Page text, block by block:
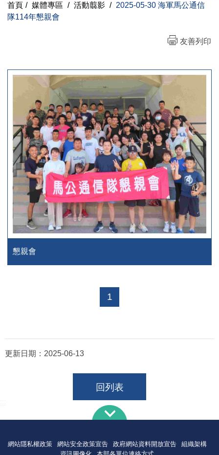
首頁 / 媒體專區 / 活動翦影 / 2025-05-30 海軍馬公通信
隊114年懇親會
友善列印
懇親會
1
更新日期： 2025-06-13
回列表
網站隱私權政策 網站安全政策宣告 政府網站資料開放宣告
組織架構